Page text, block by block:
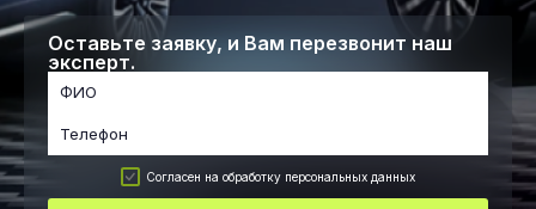
Оставьте заявку, и Вам перезвонит наш
эксперт.
Согласен на обработку персональных данных